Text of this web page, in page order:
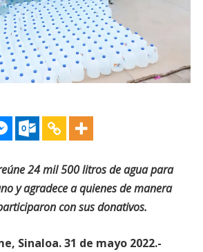
24 mil 500 litros de agua para
y agradece a quienes de manera
con sus donativos.
Sinaloa. 31 de mayo 2022.-